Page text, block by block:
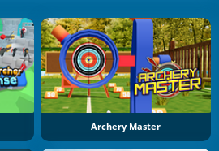
Archery Master